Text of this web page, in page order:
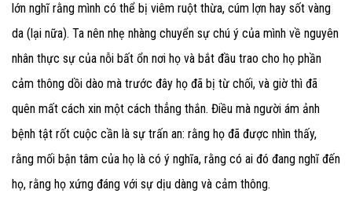
lớn nghĩ rằng mình có thể bị viêm ruột thừa, cúm lợn hay sốt vàng
da (lại nữa). Ta nên nhẹ nhàng chuyển sự chú ý của mình về nguyên
nhân thực sự của nỗi bất ổn nơi họ và bắt đầu trao cho họ phần
cảm thông dồi dào mà trước đây họ đã bị từ chối, và giờ thì đã
quên mất cách xin một cách thẳng thắn. Điều mà người ám ảnh
bệnh tật rốt cuộc cần là sự trấn an: rằng họ đã được nhìn thấy,
rằng mối bận tâm của họ là có ý nghĩa, rằng có ai đó đang nghĩ đến
họ, rằng họ xứng đáng với sự dịu dàng và cảm thông.